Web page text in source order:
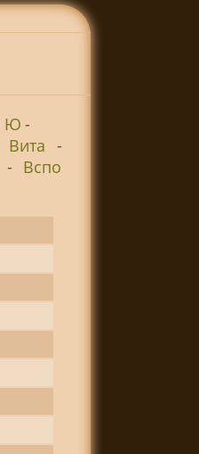
Ю-
Вита -
- Вспо